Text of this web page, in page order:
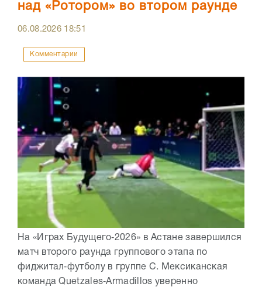
над «Ротором» во втором раунде
06.08.2026 18:51
Комментарии
На «Играх Будущего‑2026» в Астане завершился
матч второго раунда группового этапа по
фиджитал‑футболу в группе C. Мексиканская
команда Quetzales‑Armadillos уверенно